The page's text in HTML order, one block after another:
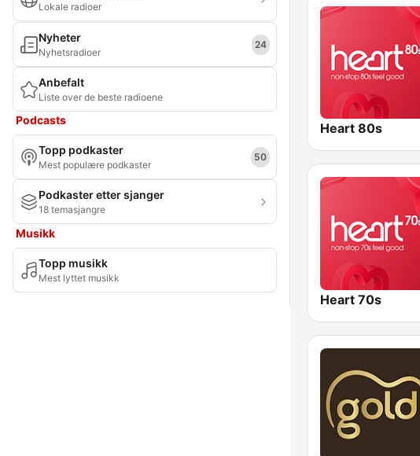
Lokale radioer
Nyheter
Nyhetsradioer
24
Anbefalt
Liste over de beste radioene
Podcasts
Topp podkaster
Mest populære podkaster
50
Podkaster etter sjanger
18 temasjangre
Musikk
Topp musikk
Mest lyttet musikk
Heart 80s
Heart 70s